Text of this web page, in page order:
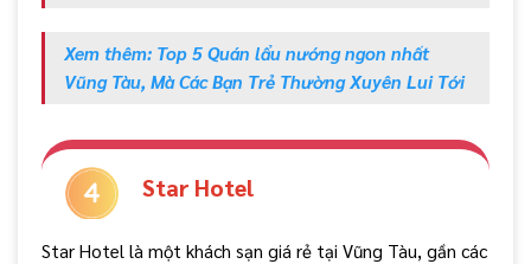
Xem thêm: Top 5 Quán lẩu nướng ngon nhất
Vũng Tàu, Mà Các Bạn Trẻ Thường Xuyên Lui Tới
Star Hotel
Star Hotel là một khách sạn giá rẻ tại Vũng Tàu, gần các